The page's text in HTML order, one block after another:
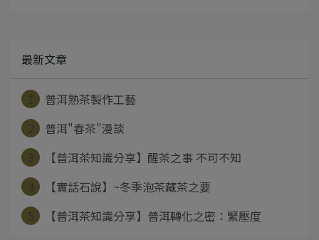
最新文章
普洱熟茶製作工藝
普洱"春茶"漫談
【普洱茶知識分享】醒茶之事 不可不知
【實話石說】~冬季泡茶藏茶之要
【普洱茶知識分享】普洱轉化之密：緊壓度